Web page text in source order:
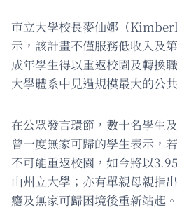
市立大學校長麥仙娜（
示，該計畫不僅服務低收入及
成年學生得以重返校園及轉換
大學體系中見過規模最大的公
在公眾發言環節，數十名學生
曾一度無家可歸的學生表示，
不可能重返校園，如今將以
山州立大學；亦有單親母親指
癮及無家可歸困境後重新站起。